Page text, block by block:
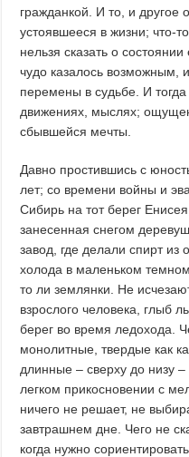
гражданкой. И то, и другое
устоявшееся в жизни; что-
нельзя сказать о
чудо казалось возможным,
перемены в судьбе. И тогда
движениях, мыслях;
сбывшейся мечты.
Давно простившись с
лет; со времени войны и
Сибирь на тот берег
занесенная снегом
завод, где делали спирт из
холода в маленьком темном
то ли землянки. Не
взрослого человека, глыб
берег во время ледохода.
монолитные, твердые как
длинные – сверху до низу
легком прикосновении с
ничего не решает, не
завтрашнем дне. Чего не
когда нужно